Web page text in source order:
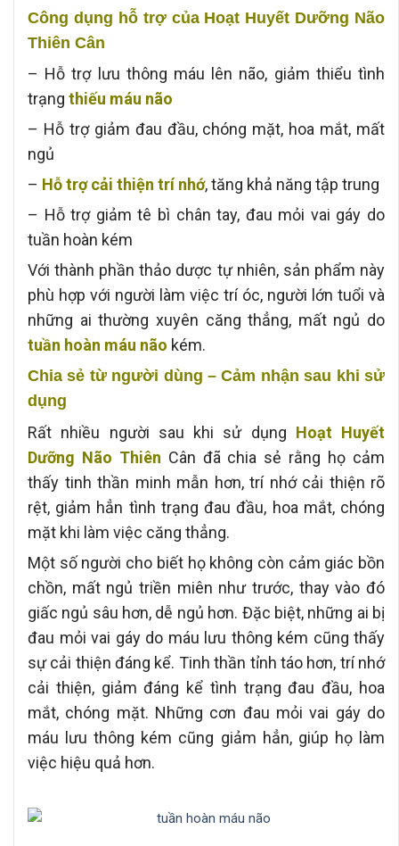
Công dụng hỗ trợ của Hoạt Huyết Dưỡng Não
Thiên Cân
– Hỗ trợ lưu thông máu lên não, giảm thiểu tình
trạng thiếu máu não
– Hỗ trợ giảm đau đầu, chóng mặt, hoa mắt, mất
ngủ
– Hỗ trợ cải thiện trí nhớ, tăng khả năng tập trung
– Hỗ trợ giảm tê bì chân tay, đau mỏi vai gáy do
tuần hoàn kém
Với thành phần thảo dược tự nhiên, sản phẩm này
phù hợp với người làm việc trí óc, người lớn tuổi và
những ai thường xuyên căng thẳng, mất ngủ do
tuần hoàn máu não kém.
Chia sẻ từ người dùng – Cảm nhận sau khi sử
dụng
Rất nhiều người sau khi sử dụng Hoạt Huyết
Dưỡng Não Thiên Cân đã chia sẻ rằng họ cảm
thấy tinh thần minh mẫn hơn, trí nhớ cải thiện rõ
rệt, giảm hẳn tình trạng đau đầu, hoa mắt, chóng
mặt khi làm việc căng thẳng.
Một số người cho biết họ không còn cảm giác bồn
chồn, mất ngủ triền miên như trước, thay vào đó
giấc ngủ sâu hơn, dễ ngủ hơn. Đặc biệt, những ai bị
đau mỏi vai gáy do máu lưu thông kém cũng thấy
sự cải thiện đáng kể. Tinh thần tỉnh táo hơn, trí nhớ
cải thiện, giảm đáng kể tình trạng đau đầu, hoa
mắt, chóng mặt. Những cơn đau mỏi vai gáy do
máu lưu thông kém cũng giảm hẳn, giúp họ làm
việc hiệu quả hơn.